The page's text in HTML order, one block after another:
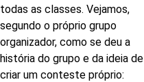
todas as classes. Vejamos,
segundo o próprio grupo
organizador, como se deu a
história do grupo e da ideia de
criar um conteste próprio: